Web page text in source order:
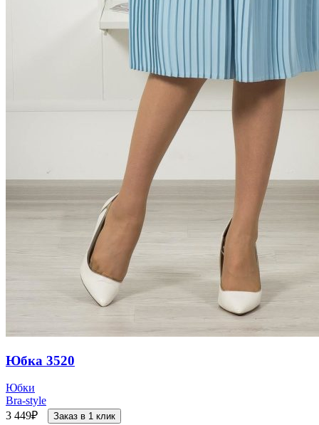
Юбка 3520
Юбки
Bra-style
3 449₽ Заказ в 1 клик